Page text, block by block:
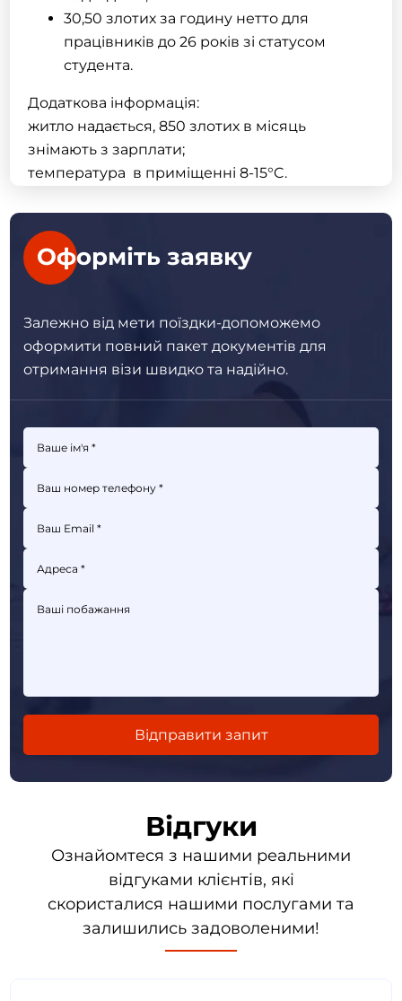
30,50 злотих за годину нетто для
працівників до 26 років зі статусом
студента.
Додаткова інформація:
житло надається, 850 злотих в місяць
знімають з зарплати;
температура в приміщенні 8-15°C.
Оформіть заявку
Залежно від мети поїздки-допоможемо
оформити повний пакетдокументів для
отримання візи швидко та надійно.
Відгуки
Ознайомтеся з нашими реальними
відгуками клієнтів, які
скористалися нашими послугами та
залишились задоволеними!